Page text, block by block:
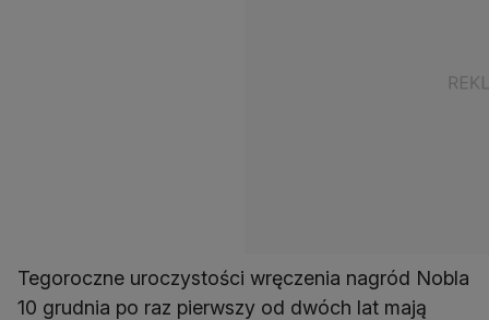
Tegoroczne uroczystości wręczenia nagród Nobla
10 grudnia po raz pierwszy od dwóch lat mają